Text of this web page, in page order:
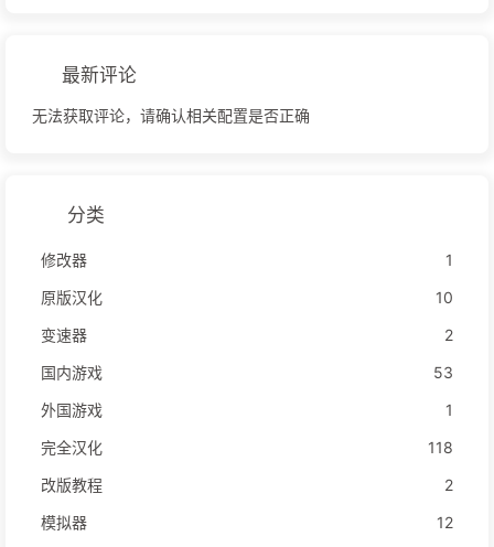
最新评论
无法获取评论，请确认相关配置是否正确
分类
修改器
1
原版汉化
10
变速器
2
国内游戏
53
外国游戏
1
完全汉化
118
改版教程
2
模拟器
12